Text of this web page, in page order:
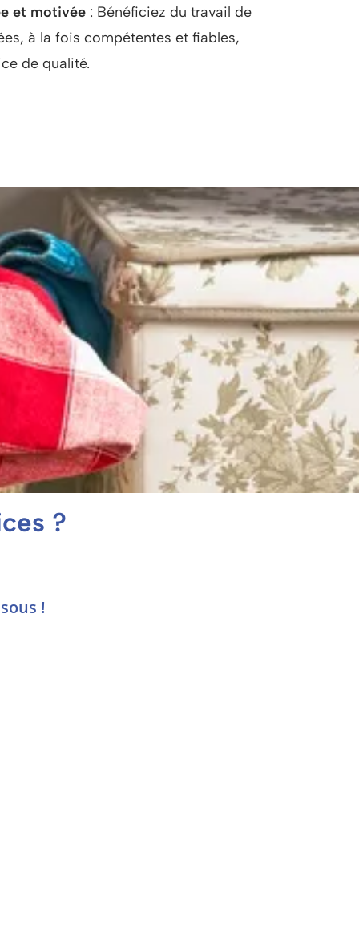
et motivée : Bénéficiez du travail de
à la fois compétentes et fiables,
de qualité.
?
!